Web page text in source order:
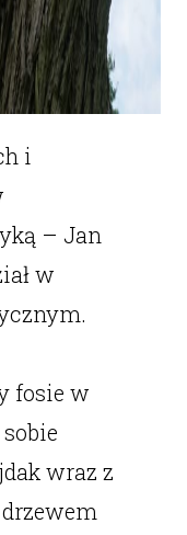
i
– Jan
w
fosie w
wraz z